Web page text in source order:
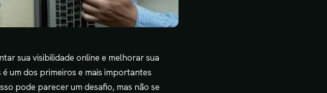
sua visibilidade online e melhorar sua
um dos primeiros e mais importantes
pode parecer um desafio, mas não se